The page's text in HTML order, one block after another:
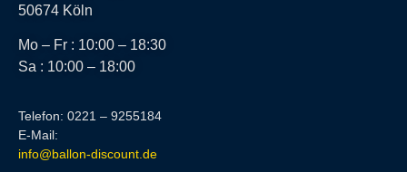
50674 Köln
Mo – Fr : 10:00 – 18:30
Sa : 10:00 – 18:00
Telefon: 0221 – 9255184
E-Mail:
info@ballon-discount.de